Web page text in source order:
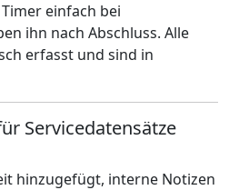
einfach bei
ihn nach Abschluss. Alle
erfasst und sind in
Servicedatensätze
hinzugefügt, interne Notizen